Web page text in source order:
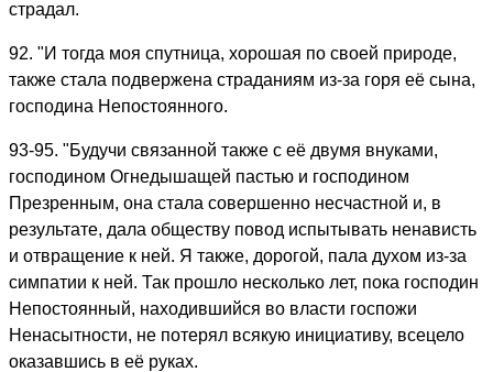
страдал.
92. "И тогда моя спутница, хорошая по своей природе,
также стала подвержена страданиям из-за горя её сына,
господина Непостоянного.
93-95. "Будучи связанной также с её двумя внуками,
господином Огнедышащей пастью и господином
Презренным, она стала совершенно несчастной и, в
результате, дала обществу повод испытывать ненависть
и отвращение к ней. Я также, дорогой, пала духом из-за
симпатии к ней. Так прошло несколько лет, пока господин
Непостоянный, находившийся во власти госпожи
Ненасытности, не потерял всякую инициативу, всецело
оказавшись в её руках.